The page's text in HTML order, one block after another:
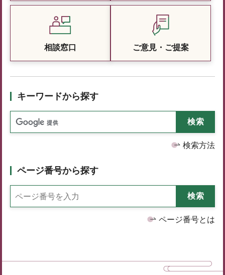
相談窓口 ご意見・ご提案
キーワードから探す
検索方法
ページ番号から探す
ページ番号とは